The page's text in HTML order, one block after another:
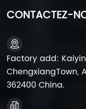
d'alimentation sans
systèmes d'alarme,
systèmes de
ventilateurs
rechargeables, les
à enroulement et les
haut-
CONTACTEZ-
Factory add:
ChengxiangTown,
362400 China.